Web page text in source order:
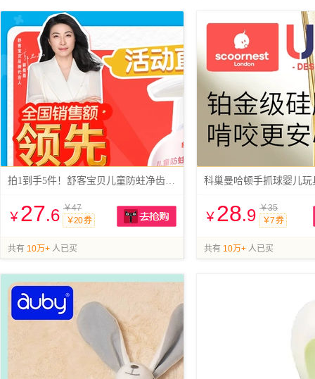
拍1到手5件！舒客宝贝儿童防蛀净齿牙膏
￥ 27.6 ￥47
￥20 券
共有 10万+ 人已买
￥ 28.9 ￥35
￥7 券
共有 10万+ 人已买